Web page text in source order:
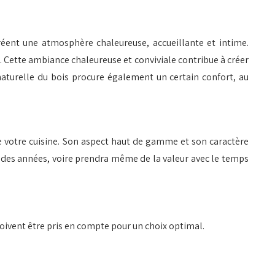
une atmosphère chaleureuse, accueillante et intime.
ambiance chaleureuse et conviviale contribue à créer
du bois procure également un certain confort, au
cuisine. Son aspect haut de gamme et son caractère
années, voire prendra même de la valeur avec le temps
être pris en compte pour un choix optimal.